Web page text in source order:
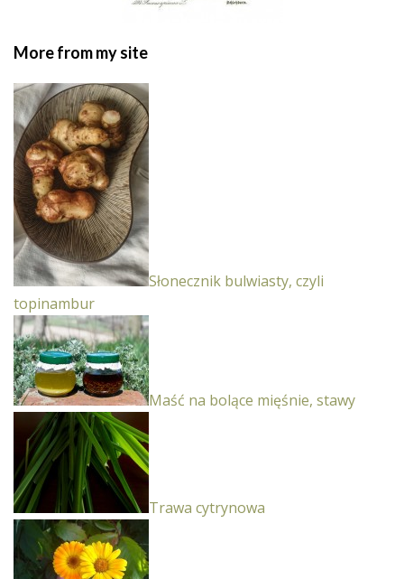
More from my site
Słonecznik bulwiasty, czyli
topinambur
Maść na bolące mięśnie, stawy
Trawa cytrynowa